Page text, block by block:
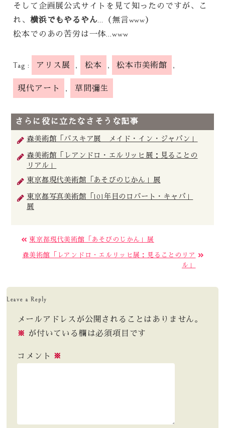
そして企画展公式サイトを見て知ったのですが、こ
れ、横浜でもやるやん…（無言www）
松本でのあの苦労は一体…www
Tag : アリス展 , 松本 , 松本市美術館 ,
現代アート , 草間彌生
さらに役に立たなさそうな記事
森美術館「バスキア展 メイド・イン・ジャパン」
森美術館「レアンドロ・エルリッヒ展：見ることの
リアル」
東京都現代美術館「あそびのじかん」展
東京都写真美術館「101年目のロバート・キャパ」
展
東京都現代美術館「あそびのじかん」展
森美術館「レアンドロ・エルリッヒ展：見ることのリア
ル」
Leave a Reply
メールアドレスが公開されることはありません。
※ が付いている欄は必須項目です
コメント ※